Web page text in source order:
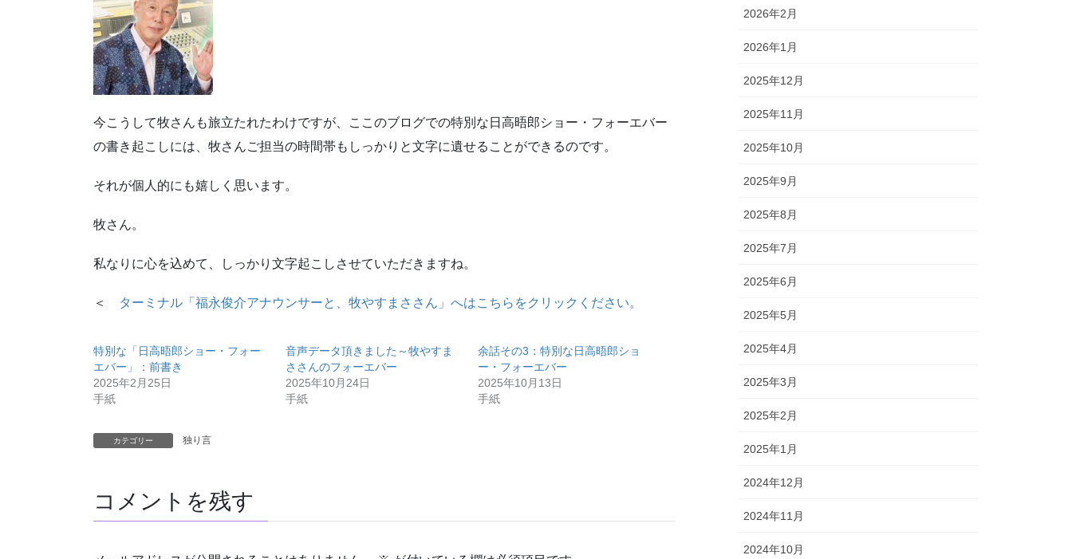
今こうして牧さんも旅立たれたわけですが、ここのブログでの特別な日高晤郎ショー・フォーエバー
の書き起こしには、牧さんご担当の時間帯もしっかりと文字に遺せることができるのです。
それが個人的にも嬉しく思います。
牧さん。
私なりに心を込めて、しっかり文字起こしさせていただきますね。
＜ ターミナル「福永俊介アナウンサーと、牧やすまささん」へはこちらをクリックください。
特別な「日高晤郎ショー・フォー
エバー」：前書き
2025年2月25日
手紙
音声データ頂きました～牧やすま
ささんのフォーエバー
2025年10月24日
手紙
余話その3：特別な日高晤郎ショ
ー・フォーエバー
2025年10月13日
手紙
カテゴリー 独り言
コメントを残す
2026年2月
2026年1月
2025年12月
2025年11月
2025年10月
2025年9月
2025年8月
2025年7月
2025年6月
2025年5月
2025年4月
2025年3月
2025年2月
2025年1月
2024年12月
2024年11月
2024年10月